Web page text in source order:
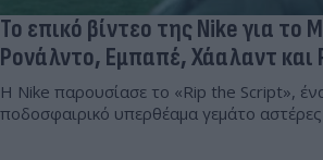
Το επικό βίντεο της Nike για το
Ρονάλντο, Εμπαπέ, Χάαλαντ και
Η Nike παρουσίασε το «Rip the Script»,
ποδοσφαιρικό υπερθέαμα γεμάτο